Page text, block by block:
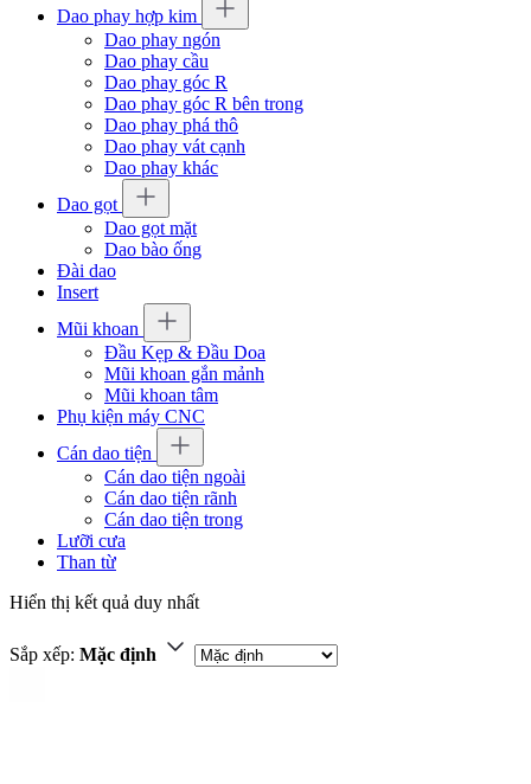
Dao phay hợp kim
Dao phay ngón
Dao phay cầu
Dao phay góc R
Dao phay góc R bên trong
Dao phay phá thô
Dao phay vát cạnh
Dao phay khác
Dao gọt
Dao gọt mặt
Dao bào ống
Đài dao
Insert
Mũi khoan
Đầu Kẹp & Đầu Doa
Mũi khoan gắn mảnh
Mũi khoan tâm
Phụ kiện máy CNC
Cán dao tiện
Cán dao tiện ngoài
Cán dao tiện rãnh
Cán dao tiện trong
Lưỡi cưa
Than từ
Hiển thị kết quả duy nhất
Sắp xếp: Mặc định